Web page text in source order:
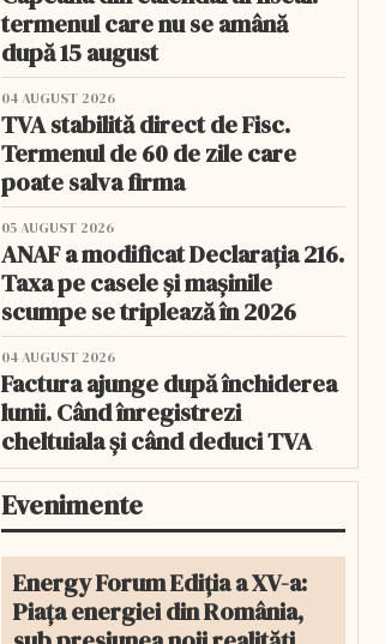
termenul care nu se amână
după 15 august
04 AUGUST 2026
TVA stabilită direct de Fisc.
Termenul de 60 de zile care
poate salva firma
05 AUGUST 2026
ANAF a modificat Declarația 216.
Taxa pe casele și mașinile
scumpe se triplează în 2026
04 AUGUST 2026
Factura ajunge după închiderea
lunii. Când înregistrezi
cheltuiala și când deduci TVA
Evenimente
Energy Forum Ediția a XV-a:
Piața energiei din România,